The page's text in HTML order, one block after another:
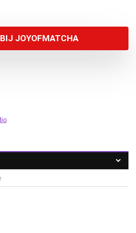
JOYOFMATCHA